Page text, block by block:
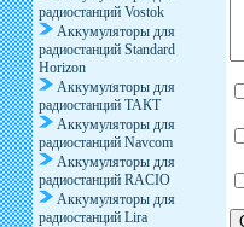
радиостанций Vostok
Аккумуляторы для
радиостанций Standard
Horizon
Аккумуляторы для
радиостанций ТАКТ
Аккумуляторы для
радиостанций Navcom
Аккумуляторы для
радиостанций RACIO
Аккумуляторы для
радиостанций Lira